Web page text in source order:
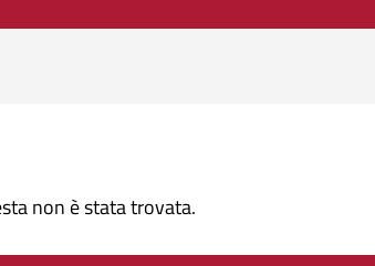
non è stata trovata.